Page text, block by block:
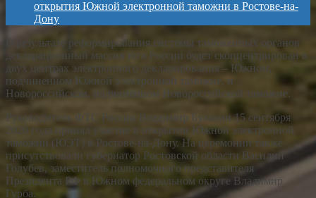
открытия Южной электронной таможни в Ростове-на-
Дону
В результате реформирования системы таможенных органов
декларационный массив юга России будет сконцентрирован в
двух центрах электронного декларирования – Южном,
подчиненном Южной электронной таможне, и
Новороссийском, подчиненном Новороссийской таможне.
Руководитель ФТС России Владимир Булавин 15 сентября
2020 года принял участие в открытии Южной электронной
таможни (ЮЭТ) в Ростове-на-Дону. На церемонии также
присутствовали губернатор Ростовской области Василий
Голубев, заместитель полномочного представителя
Президента РФ в Южном федеральном округе Владимир
Гурба.